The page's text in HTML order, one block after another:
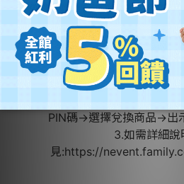
1.【FamiPort機台】兌換
利』→『紅利PIN碼
補印』→輸入序號產生兌
持單至結帳櫃檯
2.【全家APP】或【My
換流程:點選『酷碰
PIN碼→選擇兌換商品→出
3.如需詳細說
見:https://